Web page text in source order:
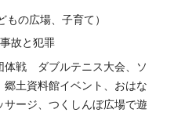
の広場、子育て）
故と犯罪
体戦 ダブルテニス大会、ソ
郷土資料館イベント、おはな
サージ、つくしんぼ広場で遊